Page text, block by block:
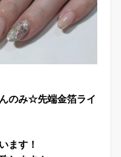
のみ☆先端金箔ライ
ます！